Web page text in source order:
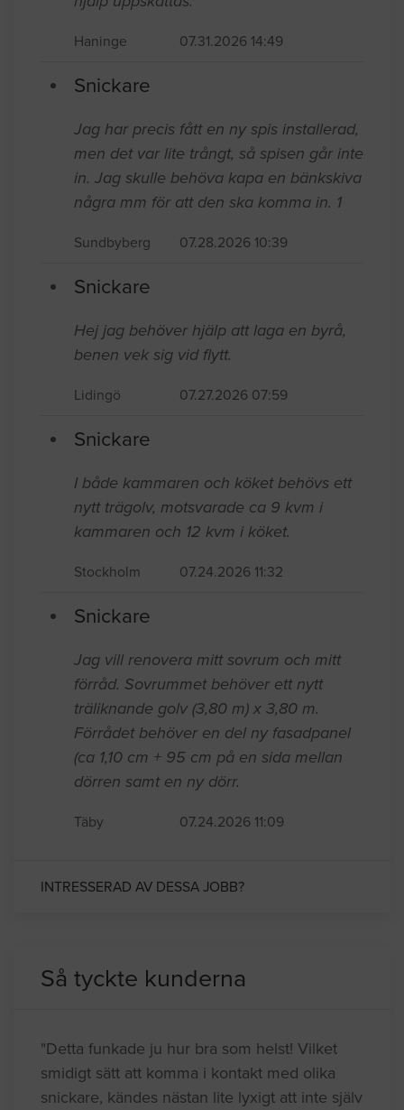
Haninge 07.31.2026 14:49
Snickare
Jag har precis fått en ny spis installerad,
men det var lite trångt, så spisen går inte
in. Jag skulle behöva kapa en bänkskiva
några mm för att den ska komma in. 1
Sundbyberg 07.28.2026 10:39
Snickare
Hej jag behöver hjälp att laga en byrå,
benen vek sig vid flytt.
Lidingö 07.27.2026 07:59
Snickare
I både kammaren och köket behövs ett
nytt trägolv, motsvarade ca 9 kvm i
kammaren och 12 kvm i köket.
Stockholm 07.24.2026 11:32
Snickare
Jag vill renovera mitt sovrum och mitt
förråd. Sovrummet behöver ett nytt
träliknande golv (3,80 m) x 3,80 m.
Förrådet behöver en del ny fasadpanel
(ca 1,10 cm + 95 cm på en sida mellan
dörren samt en ny dörr.
Täby 07.24.2026 11:09
INTRESSERAD AV DESSA JOBB?
Så tyckte kunderna
"Detta funkade ju hur bra som helst! Vilket
smidigt sätt att komma i kontakt med olika
snickare, kändes nästan lite lyxigt att inte själv